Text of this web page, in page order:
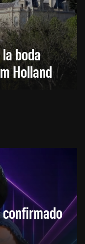
boda
Holland